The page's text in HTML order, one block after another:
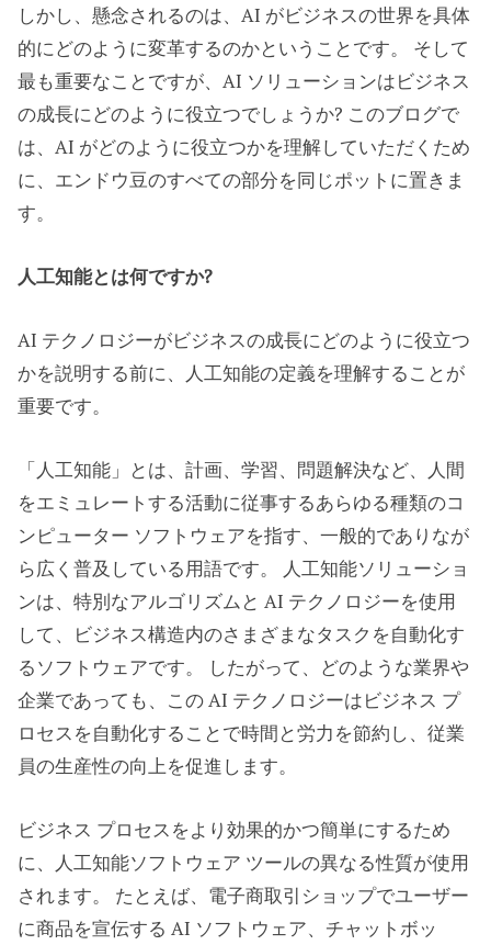
しかし、懸念されるのは、AI がビジネスの世界を具体
的にどのように変革するのかということです。 そして
最も重要なことですが、AI ソリューションはビジネス
の成長にどのように役立つでしょうか? このブログで
は、AI がどのように役立つかを理解していただくため
に、エンドウ豆のすべての部分を同じポットに置きま
す。
人工知能とは何ですか?
AI テクノロジーがビジネスの成長にどのように役立つ
かを説明する前に、人工知能の定義を理解することが
重要です。
「人工知能」とは、計画、学習、問題解決など、人間
をエミュレートする活動に従事するあらゆる種類のコ
ンピューター ソフトウェアを指す、一般的でありなが
ら広く普及している用語です。 人工知能ソリューショ
ンは、特別なアルゴリズムと AI テクノロジーを使用
して、ビジネス構造内のさまざまなタスクを自動化す
るソフトウェアです。 したがって、どのような業界や
企業であっても、この AI テクノロジーはビジネス プ
ロセスを自動化することで時間と労力を節約し、従業
員の生産性の向上を促進します。
ビジネス プロセスをより効果的かつ簡単にするため
に、人工知能ソフトウェア ツールの異なる性質が使用
されます。 たとえば、電子商取引ショップでユーザー
に商品を宣伝する AI ソフトウェア、チャットボッ